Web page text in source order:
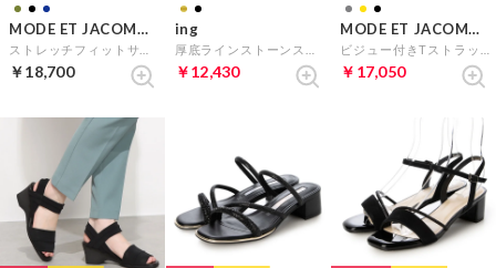
MODE ET JACOMO D'ICI
￥18,700
ing
￥12,430
MODE ET JACOMO D'ICI
￥17,050